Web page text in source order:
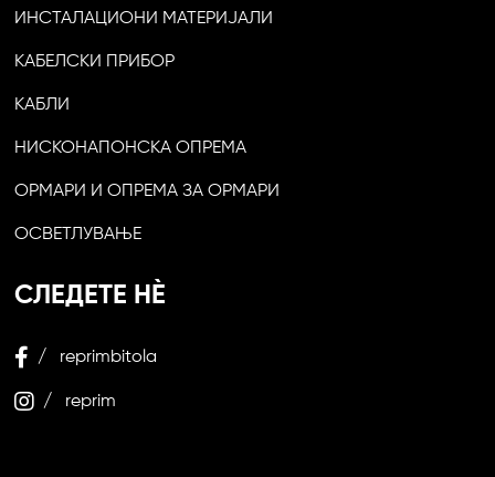
ИНСТАЛАЦИОНИ МАТЕРИЈАЛИ
КАБЕЛСКИ ПРИБОР
КАБЛИ
НИСКОНАПОНСКА ОПРЕМА
ОРМАРИ И ОПРЕМА ЗА ОРМАРИ
ОСВЕТЛУВАЊЕ
СЛЕДЕТЕ НЀ
/ reprimbitola
/ reprim